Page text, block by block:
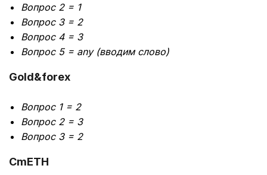
Вопрос 2 = 1
Вопрос 3 = 2
Вопрос 4 = 3
Вопрос 5 = any (вводим слово)
Gold&forex
Вопрос 1 = 2
Вопрос 2 = 3
Вопрос 3 = 2
CmETH